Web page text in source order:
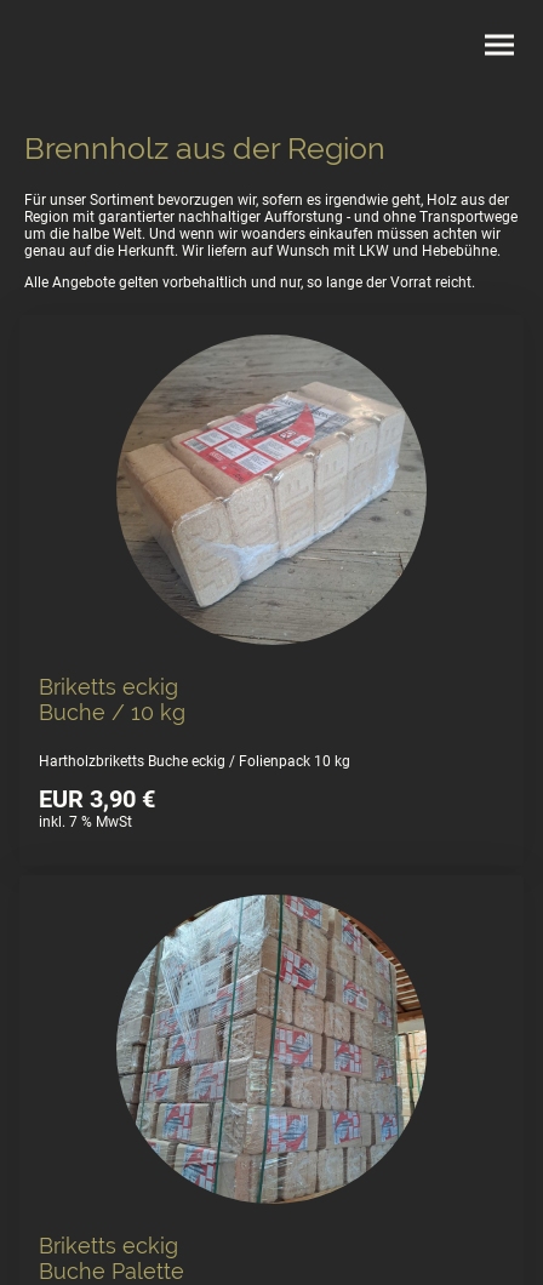
Brennholz aus der Region
Für unser Sortiment bevorzugen wir, sofern es irgendwie geht, Holz aus der
Region mit garantierter nachhaltiger Aufforstung - und ohne Transportwege
um die halbe Welt. Und wenn wir woanders einkaufen müssen achten wir
genau auf die Herkunft. Wir liefern auf Wunsch mit LKW und Hebebühne.
Alle Angebote gelten vorbehaltlich und nur, so lange der Vorrat reicht.
Briketts eckig
Buche / 10 kg
Hartholzbriketts Buche eckig / Folienpack 10 kg
EUR 3,90 €
inkl. 7 % MwSt
Briketts eckig
Buche Palette